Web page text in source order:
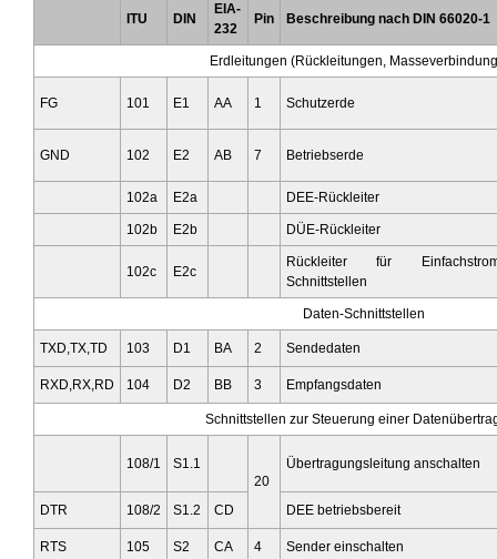
ITU DIN
EIA-
232
Pin Beschreibung nach DIN 66020-1
Erdleitungen (Rückleitungen,
FG 101 E1 AA 1 Schutzerde
GND 102 E2 AB 7 Betriebserde
102a E2a DEE-Rückleiter
102b E2b DÜE-Rückleiter
102c E2c
Rückleiter für
Schnittstellen
Daten-Schnittstellen
TXD,TX,TD 103 D1 BA 2 Sendedaten
RXD,RX,RD 104 D2 BB 3 Empfangsdaten
Schnittstellen zur Steuerung einer
108/1
S1.1
20
Übertragungsleitung anschalten
DTR 108/2 S1.2 CD DEE betriebsbereit
RTS 105 S2 CA 4 Sender einschalten